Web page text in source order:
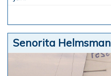
Senorita Helmsman